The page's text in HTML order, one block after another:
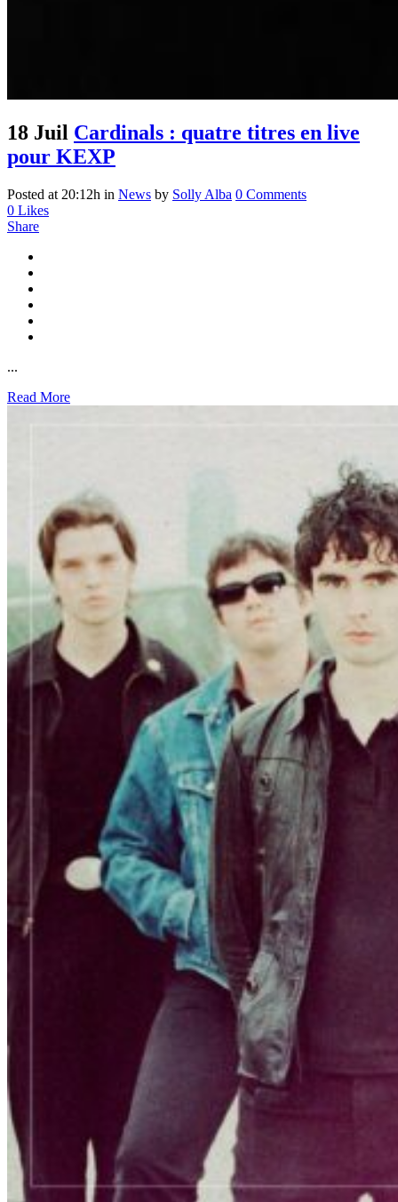
18 Juil Cardinals : quatre titres en live
pour KEXP
Posted at 20:12h in News by Solly Alba 0 Comments
0 Likes
Share
...
Read More